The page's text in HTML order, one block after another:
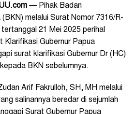
— Pihak Badan
melalui Surat Nomor 7316/R-
21 Mei 2025 perihal
Klarifikasi Gubernur Papua
surat klarifikasi Gubernur Dr (HC)
BKN sebelumnya.
Arif Fakrulloh, SH, MH melalui
salinannya beredar di sejumlah
Surat Gubernur Papua